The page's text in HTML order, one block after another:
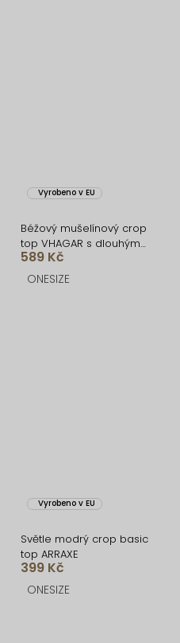
Vyrobeno v EU
Béžový mušelínový crop
top VHAGAR s dlouhým
rukávem
589 Kč
ONESIZE
Vyrobeno v EU
Světle modrý crop basic
top ARRAXE
399 Kč
ONESIZE